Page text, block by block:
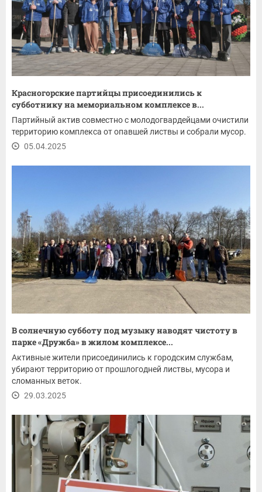
Красногорские партийцы присоединились к
субботнику на мемориальном комплексе в...
Партийный актив совместно с молодогвардейцами очистили
территорию комплекса от опавшей листвы и собрали мусор.
05.04.2025
В солнечную субботу под музыку наводят чистоту в
парке «Дружба» в жилом комплексе...
Активные жители присоединились к городским службам,
убирают территорию от прошлогодней листвы, мусора и
сломанных веток.
29.03.2025